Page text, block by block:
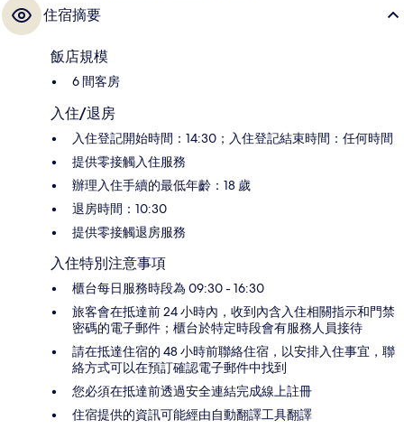
住宿摘要
飯店規模
6 間客房
入住/退房
入住登記開始時間：14:30；入住登記結束時間：任何時間
提供零接觸入住服務
辦理入住手續的最低年齡：18 歲
退房時間：10:30
提供零接觸退房服務
入住特別注意事項
櫃台每日服務時段為 09:30 - 16:30
旅客會在抵達前 24 小時內，收到內含入住相關指示和門禁
密碼的電子郵件；櫃台於特定時段會有服務人員接待
請在抵達住宿的 48 小時前聯絡住宿，以安排入住事宜，聯
絡方式可以在預訂確認電子郵件中找到
您必須在抵達前透過安全連結完成線上註冊
住宿提供的資訊可能經由自動翻譯工具翻譯